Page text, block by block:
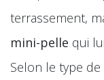
terrassement,
mini-pelle qui
Selon le type